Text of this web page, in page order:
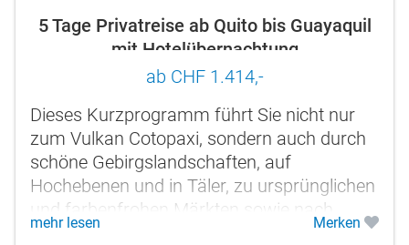
5 Tage Privatreise ab Quito bis Guayaquil
mit Hotelübernachtung
ab CHF 1.414,-
Dieses Kurzprogramm führt Sie nicht nur
zum Vulkan Cotopaxi, sondern auch durch
schöne Gebirgslandschaften, auf
Hochebenen und in Täler, zu ursprünglichen
und farbenfrohen Märkten sowie nach
Ingapirca, zur größten Inkastätte...
mehr lesen Merken